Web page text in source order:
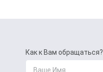
Как к Вам обращаться?